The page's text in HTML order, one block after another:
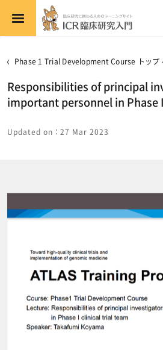
メインコンテンツへスキップする
Phase 1 Trial Development Course トップ
Responsibilities of principal
important personnel in
Updated on：27 Mar 2023